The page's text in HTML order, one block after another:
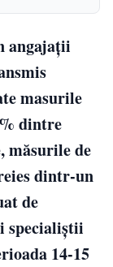
angajații
masurile
dintre
măsurile de
dintr-un
de
specialiștii
14-15